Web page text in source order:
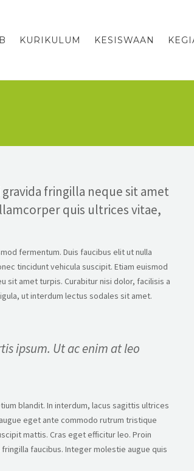
KURIKULUM KESISWAAN
fringilla neque sit amet
quis ultrices vitae,
fermentum. Duis faucibus elit ut nulla
tincidunt vehicula suscipit. Etiam euismod
sit amet turpis. Curabitur nisi dolor, facilisis a
ut interdum lectus sodales sit amet.
ipsum. Ut ac enim at leo
blandit. In interdum, lacus sagittis ultrices
eget ante commodo rutrum tristique
mattis. Cras eget efficitur leo. Proin
faucibus. Integer molestie augue quis